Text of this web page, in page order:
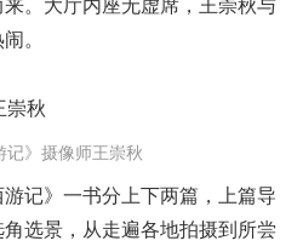
。大厅内座无虚席，王崇秋与
。
记》摄像师王崇秋
游记》一书分上下两篇，上篇导
选景，从走遍各地拍摄到所尝